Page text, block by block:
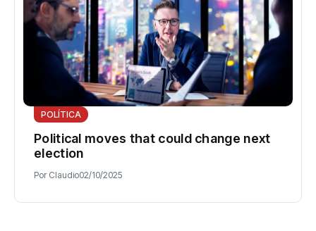
POLÍTICA
Political moves that could change next
election
Por Claudio02/10/2025